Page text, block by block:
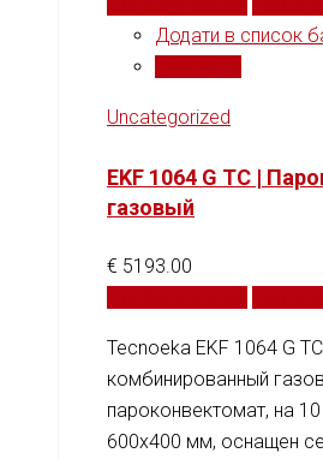
Додати в список
Uncategorized
EKF 1064 G TC |
газовый
€ 5193.00
Tecnoeka EKF 1064 G
комбинированный
пароконвектомат, на
600x400 мм, оснащен